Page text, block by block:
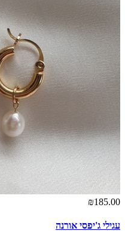
₪185.00
עגילי ג'יפסי אורנה